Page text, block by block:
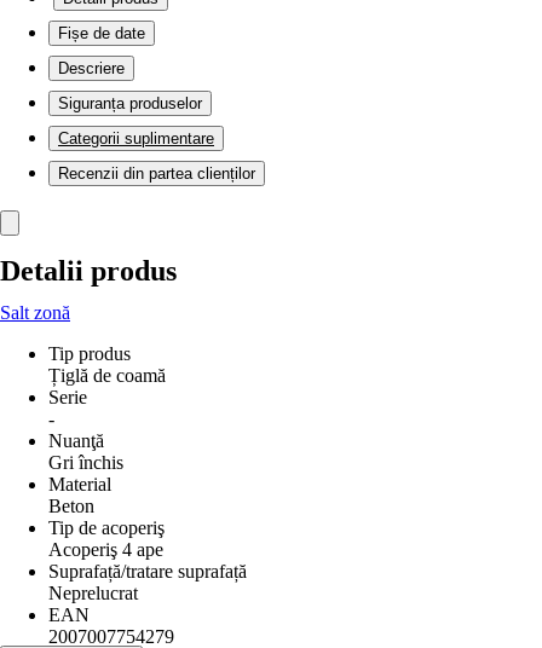
Fișe de date
Descriere
Siguranța produselor
Categorii suplimentare
Recenzii din partea clienților
Detalii produs
Salt zonă
Tip produs
Țiglă de coamă
Serie
-
Nuanţă
Gri închis
Material
Beton
Tip de acoperiş
Acoperiş 4 ape
Suprafață/tratare suprafață
Neprelucrat
EAN
2007007754279